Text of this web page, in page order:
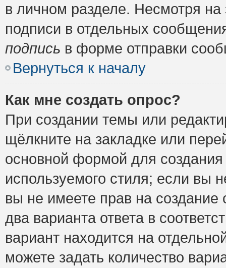
в личном разделе. Несмотря
подписи в отдельных
подпись в форме отправки
Вернуться к началу
Как мне создать опрос?
При создании темы или
щёлкните на закладке или
основной формой для
используемого стиля; если вы
вы не имеете прав на
два варианта ответа в
вариант находится на
можете задать количество